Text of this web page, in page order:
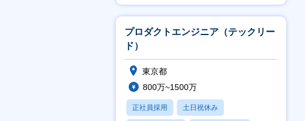
プロダクトエンジニア（テックリー
ド）
東京都
800万~1500万
正社員採用 土日祝休み